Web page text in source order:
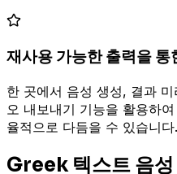
재사용 가능한 출력을
한 곳에서 음성 생성, 결과
오 내보내기 기능을 활용하
율적으로 다듬을 수 있습니다.
Greek 텍스트 음성